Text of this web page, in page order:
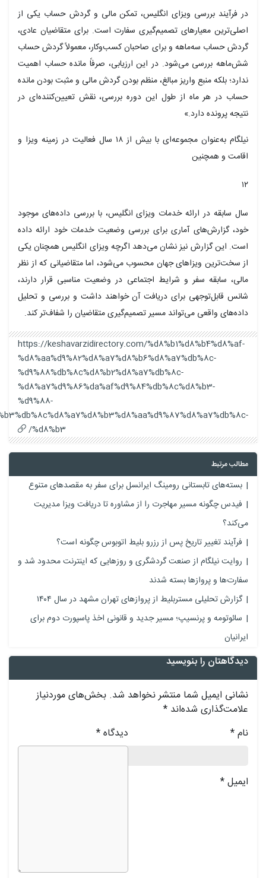
فرآیند بررسی ویزای انگلیس، تمکن مالی و گردش حساب یکی از
معیارهای تصمیم‌گیری سفارت است. برای متقاضیان عادی،
حساب سه‌ماهه و برای صاحبان کسب‌وکار، معمولاً گردش حساب
بررسی می‌شود. در این ارزیابی، صرفاً مانده حساب اهمیت
بلکه منبع واریز مبالغ، منظم بودن گردش مالی و مثبت بودن مانده
در هر ماه از طول این دوره بررسی، نقش تعیین‌کننده‌ای در
پرونده دارد.»
نیلگام به‌عنوان مجموعه‌ای با بیش از ۱۸ سال فعالیت در زمینه ویزا و
و همچنین
سابقه در ارائه خدمات ویزای انگلیس، با بررسی داده‌های موجود
گزارش‌های آماری برای بررسی وضعیت خدمات خود ارائه داده
این گزارش نیز نشان می‌دهد اگرچه ویزای انگلیس همچنان یکی
سخت‌ترین ویزاهای جهان محسوب می‌شود، اما متقاضیانی که از نظر
سابقه سفر و شرایط اجتماعی در وضعیت مناسبی قرار دارند،
قابل‌توجهی برای دریافت آن خواهند داشت و بررسی و تحلیل
واقعی می‌تواند مسیر تصمیم‌گیری متقاضیان را شفاف‌تر کند.
https://keshavarzidirectory.com/%d8%b1%d8%b4%d8%af-
%d8%aa%d9%82%d8%a7%d8%b6%d8%a7%db%8c-
%d9%88%db%8c%d8%b2%d8%a7%db%8c-
%d8%a7%d9%86%da%af%d9%84%db%8c%d8%b3-
%d9%88-
%d8%b3/
مرتبط
بسته‌های تابستانی رومینگ ایرانسل برای سفر به مقصدهای متنوع
فیدس چگونه مسیر مهاجرت را از مشاوره تا دریافت ویزا مدیریت
فرآیند تغییر تاریخ پس از رزرو بلیط اتوبوس چگونه است؟
روایت نیلگام از صنعت گردشگری و روزهایی که اینترنت محدود شد و
و پروازها بسته شدند
گزارش تحلیلی مستربلیط از پروازهای تهران مشهد در سال ۱۴۰۴
سائوتومه و پرنسیپ؛ مسیر جدید و قانونی اخذ پاسپورت دوم برای
را بنویسید
ایمیل شما منتشر نخواهد شد. بخش‌های موردنیاز
شده‌اند*
دیدگاه*
*